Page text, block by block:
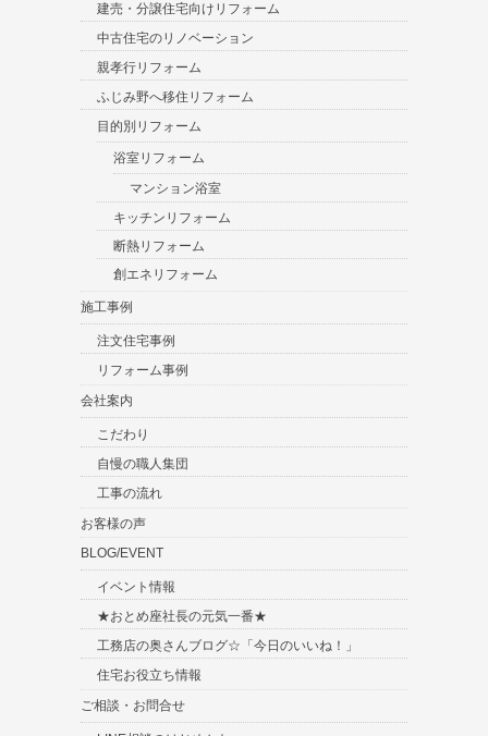
建売・分譲住宅向けリフォーム
中古住宅のリノベーション
親孝行リフォーム
ふじみ野へ移住リフォーム
目的別リフォーム
浴室リフォーム
マンション浴室
キッチンリフォーム
断熱リフォーム
創エネリフォーム
施工事例
注文住宅事例
リフォーム事例
会社案内
こだわり
自慢の職人集団
工事の流れ
お客様の声
BLOG/EVENT
イベント情報
★おとめ座社長の元気一番★
工務店の奥さんブログ☆「今日のいいね！」
住宅お役立ち情報
ご相談・お問合せ